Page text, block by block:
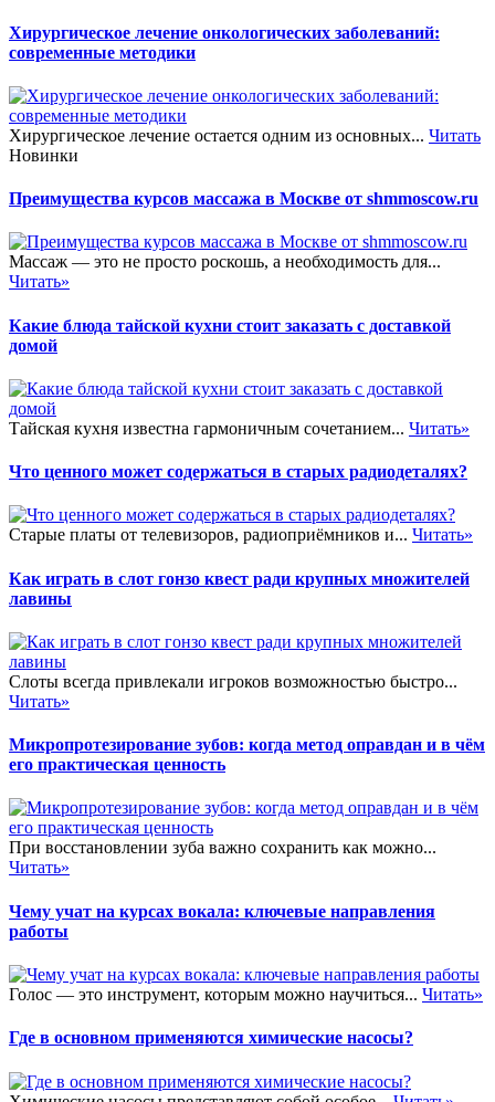
Хирургическое лечение онкологических заболеваний:
современные методики
Хирургическое лечение остается одним из основных... Читать
Новинки
Преимущества курсов массажа в Москве от shmmoscow.ru
Массаж — это не просто роскошь, а необходимость для...
Читать»
Какие блюда тайской кухни стоит заказать с доставкой
домой
Тайская кухня известна гармоничным сочетанием... Читать»
Что ценного может содержаться в старых радиодеталях?
Старые платы от телевизоров, радиоприёмников и... Читать»
Как играть в слот гонзо квест ради крупных множителей
лавины
Слоты всегда привлекали игроков возможностью быстро...
Читать»
Микропротезирование зубов: когда метод оправдан и в чём
его практическая ценность
При восстановлении зуба важно сохранить как можно...
Читать»
Чему учат на курсах вокала: ключевые направления
работы
Голос — это инструмент, которым можно научиться... Читать»
Где в основном применяются химические насосы?